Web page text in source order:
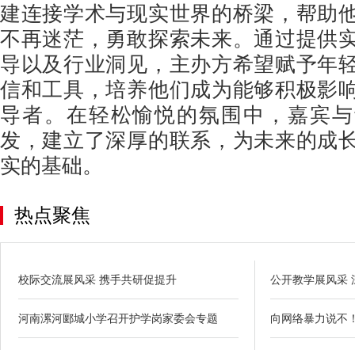
建连接学术与现实世界的桥梁，帮助
不再迷茫，勇敢探索未来。通过提供
导以及行业洞见，主办方希望赋予年
信和工具，培养他们成为能够积极影
导者。在轻松愉悦的氛围中，嘉宾
发，建立了深厚的联系，为未来的成
实的基础。
热点聚焦
校际交流展风采 携手共研促提升
河南漯河郾城小学召开护学岗家委会专题
公开教学展风
向网络暴力说不